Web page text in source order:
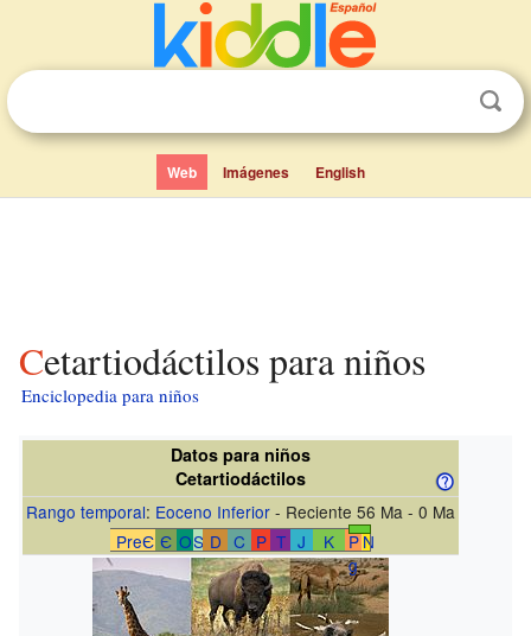
Web Imágenes English
Cetartiodáctilos para niños
Enciclopedia para niños
Datos para niños
Cetartiodáctilos
Rango temporal: Eoceno Inferior - Reciente 56 Ma - 0 Ma
PreЄ Є OS D C P T J K P
g
N